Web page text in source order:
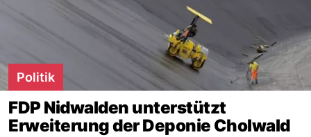
Politik
FDP Nidwalden unterstützt
Erweiterung der Deponie Cholwald